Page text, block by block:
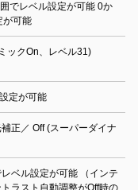
でレベル設定が可能 0か
が可能
ックOn、レベル31)
定が可能
正／ Off (スーパーダイナ
ベル設定が可能 （インテ
ラスト自動調整がOff時の